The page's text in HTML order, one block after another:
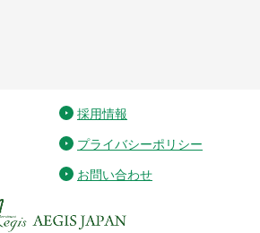
採用情報
プライバシーポリシー
お問い合わせ